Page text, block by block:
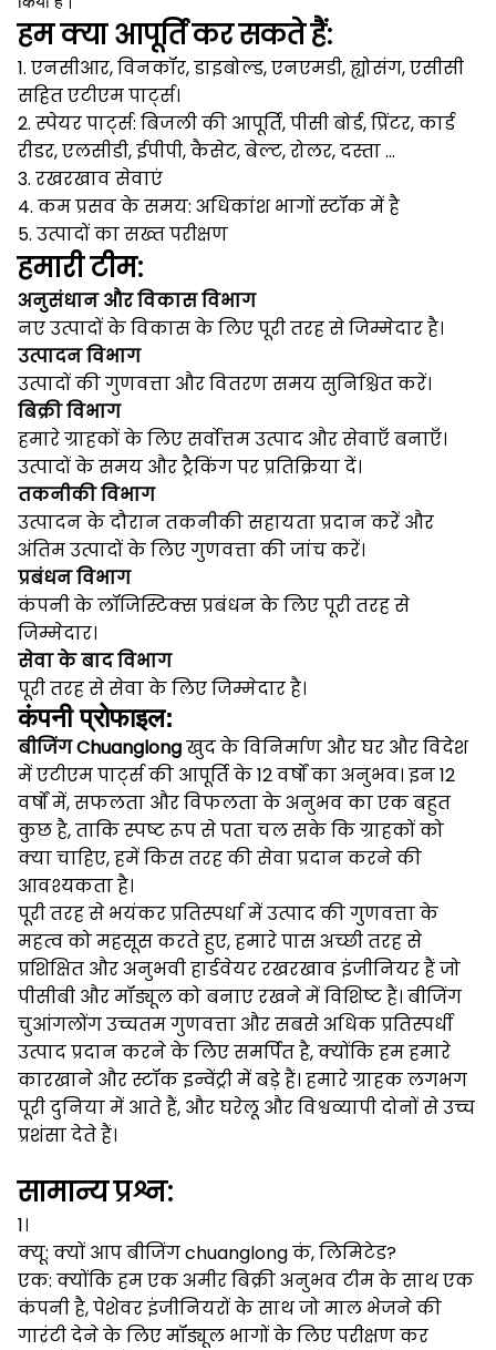
हम क्या आपूर्ति कर सकते हैं:
1. एनसीआर, विनकॉर, डाइबोल्ड, एनएमडी, ह्योसंग, एसीसी
सहित एटीएम पार्ट्स।
2. स्पेयर पार्ट्स: बिजली की आपूर्ति, पीसी बोर्ड, प्रिंटर, कार्ड
रीडर, एलसीडी, ईपीपी, कैसेट, बेल्ट, रोलर, दस्ता ...
3. रखरखाव सेवाएं
4. कम प्रसव के समय: अधिकांश भागों स्टॉक में है
5. उत्पादों का सख्त परीक्षण
हमारी टीम:
अनुसंधान और विकास विभाग
नए उत्पादों के विकास के लिए पूरी तरह से जिम्मेदार है।
उत्पादन विभाग
उत्पादों की गुणवत्ता और वितरण समय सुनिश्चित करें।
बिक्री विभाग
हमारे ग्राहकों के लिए सर्वोत्तम उत्पाद और सेवाएँ बनाएँ।
उत्पादों के समय और ट्रैकिंग पर प्रतिक्रिया दें।
तकनीकी विभाग
उत्पादन के दौरान तकनीकी सहायता प्रदान करें और
अंतिम उत्पादों के लिए गुणवत्ता की जांच करें।
प्रबंधन विभाग
कंपनी के लॉजिस्टिक्स प्रबंधन के लिए पूरी तरह से
जिम्मेदार।
सेवा के बाद विभाग
पूरी तरह से सेवा के लिए जिम्मेदार है।
कंपनी प्रोफाइल:
बीजिंग Chuanglongखुद के विनिर्माण और घर और विदेश
में एटीएम पार्ट्स की आपूर्ति के 12 वर्षों का अनुभव। इन 12
वर्षों में, सफलता और विफलता के अनुभव का एक बहुत
कुछ है, ताकि स्पष्ट रूप से पता चल सके कि ग्राहकों को
क्या चाहिए, हमें किस तरह की सेवा प्रदान करने की
आवश्यकता है।
पूरी तरह से भयंकर प्रतिस्पर्धा में उत्पाद की गुणवत्ता के
महत्व को महसूस करते हुए, हमारे पास अच्छी तरह से
प्रशिक्षित और अनुभवी हार्डवेयर रखरखाव इंजीनियर हैं जो
पीसीबी और मॉड्यूल को बनाए रखने में विशिष्ट हैं। बीजिंग
चुआंगलोंग उच्चतम गुणवत्ता और सबसे अधिक प्रतिस्पर्धी
उत्पाद प्रदान करने के लिए समर्पित है, क्योंकि हम हमारे
कारखाने और स्टॉक इन्वेंट्री में बड़े हैं। हमारे ग्राहक लगभग
पूरी दुनिया में आते हैं, और घरेलू और विश्वव्यापी दोनों से उच्च
प्रशंसा देते हैं।
सामान्य प्रश्न:
1।
क्यू: क्यों आप बीजिंग chuanglong कं, लिमिटेड?
एक: क्योंकि हम एक अमीर बिक्री अनुभव टीम के साथ एक
कंपनी है, पेशेवर इंजीनियरों के साथ जो माल भेजने की
गारंटी देने के लिए मॉड्यूल भागों के लिए परीक्षण कर